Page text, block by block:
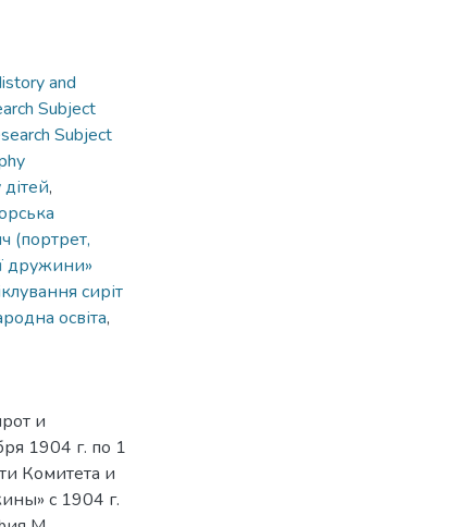
and
Subject
Subject
,
(портрет,
дружини»
сиріт
освіта,
и
1904 г. по 1
Комитета и
с 1904 г.